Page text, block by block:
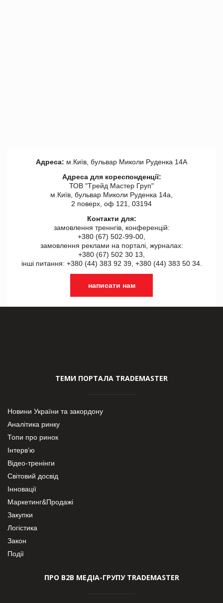
Адреса: м.Київ, бульвар Миколи Руденка 14А
Адреса для кореспонденції:
ТОВ "Tрейд Мастер Груп"
м.Київ, бульвар Миколи Руденка 14а,
2 поверх, оф 121, 03194
Контакти для:
замовлення треннгів, конференцій:
+380 (67) 502-99-00,
замовлення реклами на порталі, журналах:
+380 (67) 502 30 13,
інші питання: +380 (44) 383 92 39, +380 (44) 383 50 34.
написати нам
ТЕМИ ПОРТАЛА TRADEMASTER
Новини України та закордону
Аналітика ринку
Топи про ринок
Інтерв’ю
Відео-тренінги
Світовий досвід
Інновації
Маркетинг&Продажі
Закупки
Логістика
Закон
Події
ПРО В2В МЕДІА-ГРУПУ TRADEMASTER